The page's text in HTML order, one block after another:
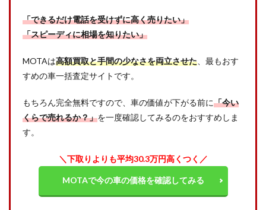
「できるだけ電話を受けずに高く売りたい」
「スピーディに相場を知りたい」
MOTAは高額買取と手間の少なさを両立させた 、最もおす
すめの車一括査定サイトです。
もちろん完全無料ですので、車の価値が下がる前に「今い
くらで売れるか？」を一度確認してみるのをおすすめしま
す。
＼下取りよりも平均30.3万円高くつく／
MOTAで今の車の価格を確認してみる